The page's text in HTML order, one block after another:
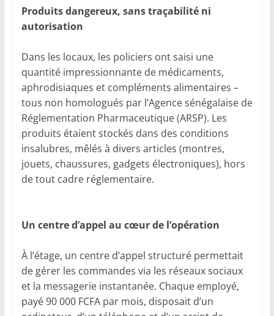
Produits dangereux, sans traçabilité ni
autorisation
Dans les locaux, les policiers ont saisi une
quantité impressionnante de médicaments,
aphrodisiaques et compléments alimentaires –
tous non homologués par l’Agence sénégalaise de
Réglementation Pharmaceutique (ARSP). Les
produits étaient stockés dans des conditions
insalubres, mêlés à divers articles (montres,
jouets, chaussures, gadgets électroniques), hors
de tout cadre réglementaire.
Un centre d’appel au cœur de l’opération
À l’étage, un centre d’appel structuré permettait
de gérer les commandes via les réseaux sociaux
et la messagerie instantanée. Chaque employé,
payé 90 000 FCFA par mois, disposait d’un